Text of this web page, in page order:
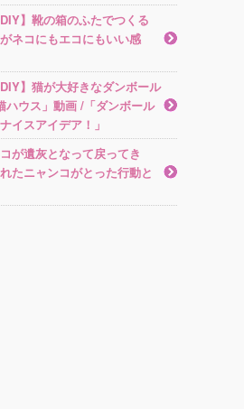
】靴の箱のふたでつくる
ネコにもエコにもいい感
】猫が大好きなダンボール
ハウス」動画 /「ダンボール
イスアイデア！」
が遺灰となって戻ってき
たニャンコがとった行動と